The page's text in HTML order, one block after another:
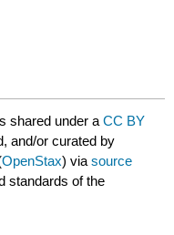
shared under aCC BY
and/or curated by
OpenStax) viasource
standards of the